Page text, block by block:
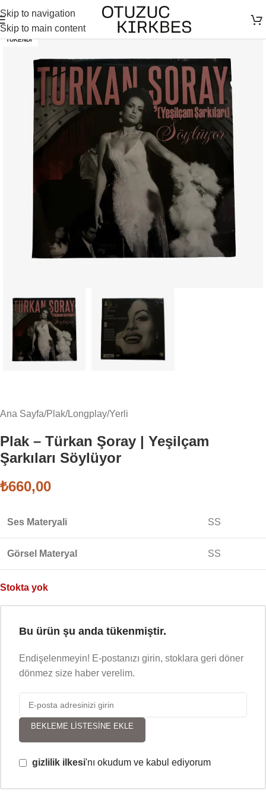
Skip to navigation
Skip to main content
TÜKENDI
Ana Sayfa/Plak/Longplay/Yerli
Plak – Türkan Şoray | Yeşilçam
Şarkıları Söylüyor
₺660,00
Ses Materyali SS
Görsel Materyal SS
Stokta yok
Bu ürün şu anda tükenmiştir.
Endişelenmeyin! E-postanızı girin, stoklara geri döner
dönmez size haber verelim.
BEKLEME LISTESINE EKLE
gizlilik ilkesi'nı okudum ve kabul ediyorum